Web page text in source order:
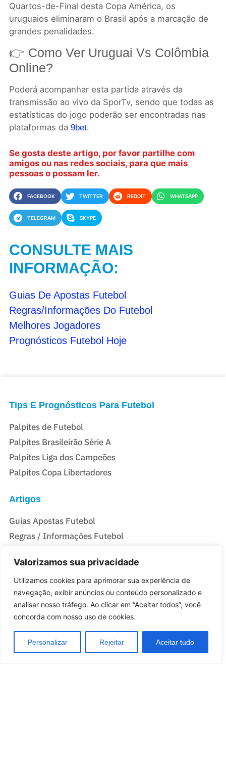
Valorizamos sua privacidade
Utilizamos cookies para aprimorar sua experiência de
navegação, exibir anúncios ou conteúdo personalizado e
analisar nosso tráfego. Ao clicar em “Aceitar todos”, você
concorda com nosso uso de cookies.
Personalizar Rejeitar Aceitar tudo
Quartos-de-Final desta Copa América, os
uruguaios eliminaram o Brasil após a marcação de
grandes penalidades.
👉 Como Ver Uruguai Vs Colômbia
Online?
Poderá acompanhar esta partida através da
transmissão ao vivo da SporTv, sendo que todas as
estatísticas do jogo poderão ser encontradas nas
plataformas da 9bet.
Se gosta deste artigo, por favor partilhe com
amigos ou nas redes sociais, para que mais
pessoas o possam ler.
FACEBOOK TWITTER REDDIT WHATSAPP
TELEGRAM SKYPE
CONSULTE MAIS
INFORMAÇÃO:
Guias De Apostas Futebol
Regras/Informações Do Futebol
Melhores Jogadores
Prognósticos Futebol Hoje
Tips E Prognósticos Para Futebol
Palpites de Futebol
Palpites Brasileirão Série A
Palpites Liga dos Campeões
Palpites Copa Libertadores
Artigos
Guias Apostas Futebol
Regras / Informações Futebol
Casas De Apostas Do Brasil
Melhores Casas de Apostas no Brasil
Melhores sites de Apostas com Bônus no Brasil